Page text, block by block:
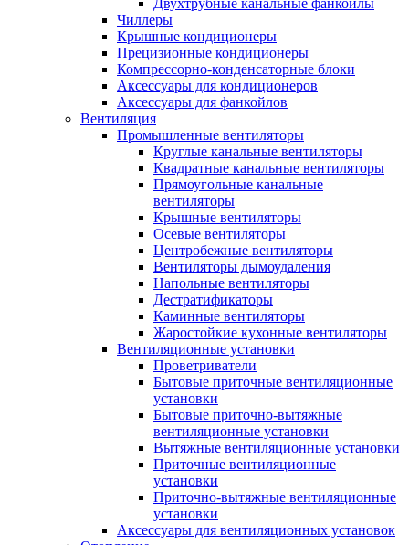
Двухтрубные канальные фанкойлы
Чиллеры
Крышные кондиционеры
Прецизионные кондиционеры
Компрессорно-конденсаторные блоки
Аксессуары для кондиционеров
Аксессуары для фанкойлов
Вентиляция
Промышленные вентиляторы
Круглые канальные вентиляторы
Квадратные канальные вентиляторы
Прямоугольные канальные
вентиляторы
Крышные вентиляторы
Осевые вентиляторы
Центробежные вентиляторы
Вентиляторы дымоудаления
Напольные вентиляторы
Дестратификаторы
Каминные вентиляторы
Жаростойкие кухонные вентиляторы
Вентиляционные установки
Проветриватели
Бытовые приточные вентиляционные
установки
Бытовые приточно-вытяжные
вентиляционные установки
Вытяжные вентиляционные установки
Приточные вентиляционные
установки
Приточно-вытяжные вентиляционные
установки
Аксессуары для вентиляционных установок